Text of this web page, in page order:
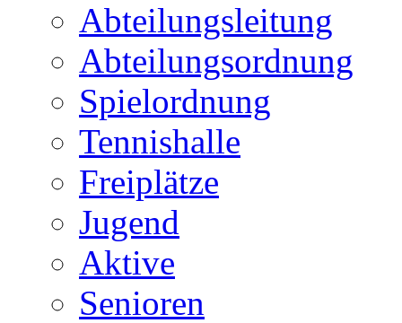
Abteilungsleitung
Abteilungsordnung
Spielordnung
Tennishalle
Freiplätze
Jugend
Aktive
Senioren